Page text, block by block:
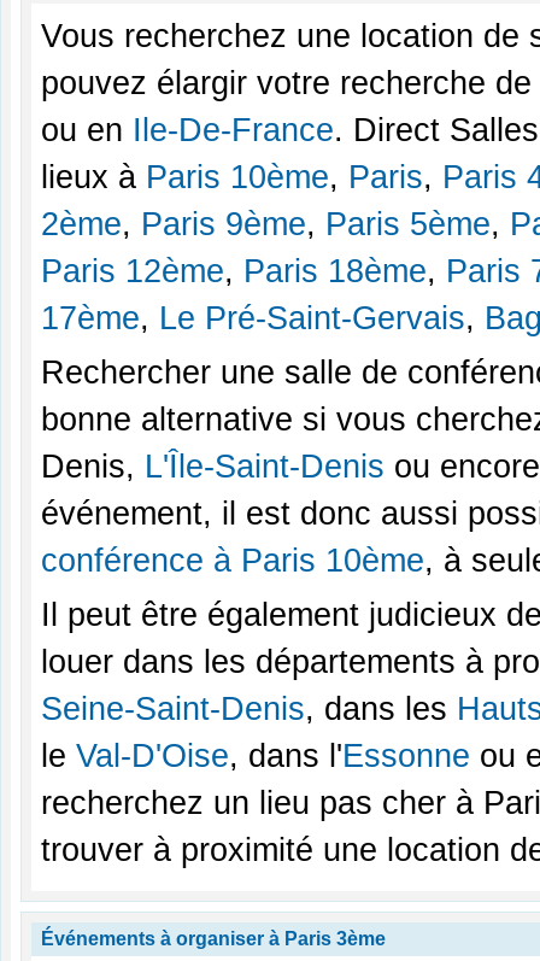
Vous recherchez une location de
pouvez élargir votre recherche
ou en Ile-De-France. Direct
lieux à Paris 10ème, Paris, Paris
2ème, Paris 9ème, Paris 5ème,
Paris 12ème, Paris 18ème, Paris
17ème, Le Pré-Saint-Gervais,
Rechercher une salle de
bonne alternative si vous
Denis, L'Île-Saint-Denis ou
événement, il est donc aussi
conférence à Paris 10ème, à
Il peut être également judicieux
louer dans les départements à
Seine-Saint-Denis, dans les
le Val-D'Oise, dans l'Essonne ou
recherchez un lieu pas cher à
trouver à proximité une location
Événements à organiser à Paris 3ème